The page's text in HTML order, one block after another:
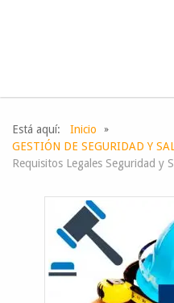
Está aquí:
Inicio
GESTIÓN DE SEGURIDAD Y
Requisitos Legales Seguridad y